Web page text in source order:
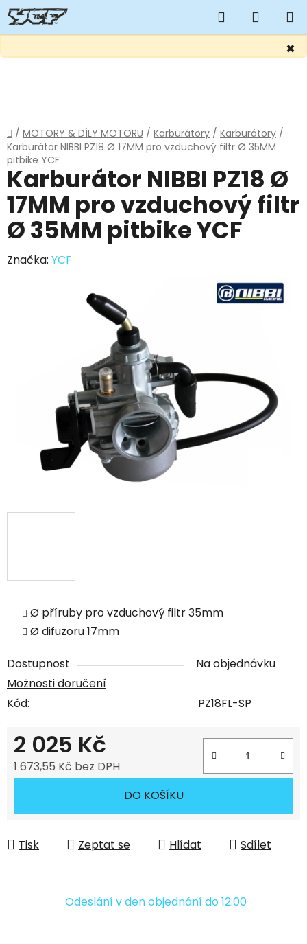
×
Hledat
KOŠÍK
Domů
/ MOTORY & DÍLY MOTORU / Karburátory / Karburátory /
Karburátor NIBBI PZ18 Ø 17MM pro vzduchový filtr Ø 35MM
pitbike YCF
Ø příruby pro vzduchový filtr 35mm
Ø difuzoru 17mm
Dostupnost
Na objednávku
Možnosti doručení
Kód:
PZ18FL-SP
2 025 Kč
1 673,55 Kč bez DPH
DO KOŠÍKU
Tisk Zeptat se Hlídat Sdílet
Karburátor NIBBI PZ18 Ø
17MM pro vzduchový filtr
Ø 35MM pitbike YCF
Značka: YCF
Odeslání v den objednání do 12:00